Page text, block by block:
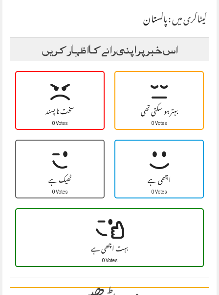
کیٹاگری میں :پاکستان
اس خبر پر اپنی رائے کا اظہار کریں
سخت نا پسند
0 Votes بہتر ہو سکتی تھی
0 Votes
ٹھیک ہے
0 Votes اچھی ہے
0 Votes
بہت اچھی ہے
0 Votes